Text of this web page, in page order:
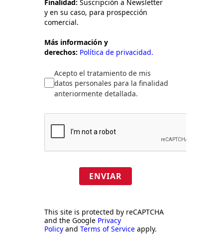
Finalidad: Suscripción a Newsletter
y en su caso, para prospección
comercial.
Más información y
derechos: Política de privacidad.
Acepto el tratamiento de mis
datos personales para la finalidad
anteriormente detallada.
ENVIAR
This site is protected by reCAPTCHA
and the Google Privacy
Policy and Terms of Service apply.